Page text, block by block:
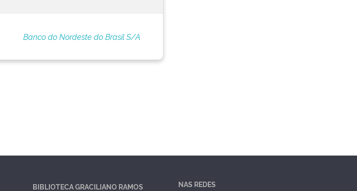
Banco do Nordeste do Brasil S/A
BIBLIOTECA GRACILIANO RAMOS NAS REDES